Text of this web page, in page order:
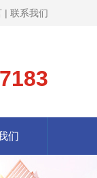
| 联系我们
们